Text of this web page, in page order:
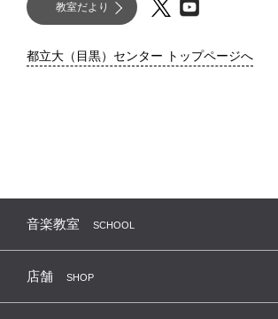
教室だより
都立大（目黒）センター トップページへ
音楽教室 SCHOOL
店舗 SHOP